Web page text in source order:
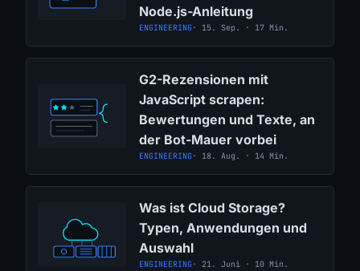
Node.js-Anleitung
ENGINEERING· 15. Sep. · 17 Min.
G2-Rezensionen mit
JavaScript scrapen:
Bewertungen und Texte, an
der Bot-Mauer vorbei
ENGINEERING· 18. Aug. · 14 Min.
Was ist Cloud Storage?
Typen, Anwendungen und
Auswahl
ENGINEERING· 21. Juni · 10 Min.